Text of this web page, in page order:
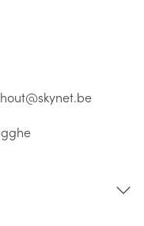
skynet.be